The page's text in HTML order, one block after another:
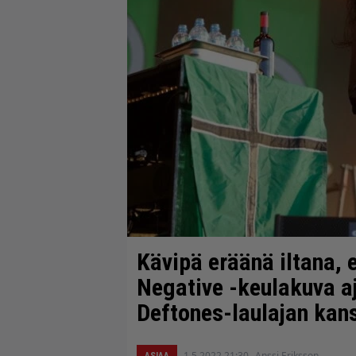
Kävipä eräänä iltana,
Negative -keulakuva
Deftones-laulajan